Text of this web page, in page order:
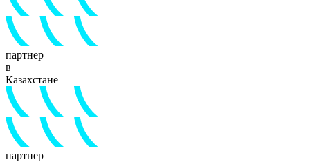
партнер
в
Казахстане
партнер